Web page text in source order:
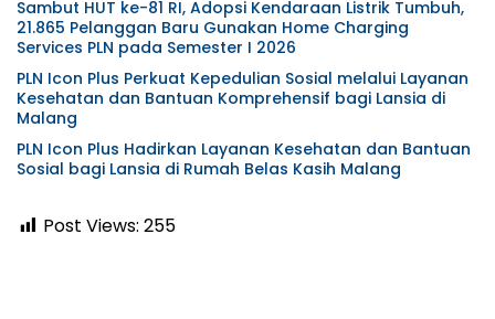
Sambut HUT ke-81 RI, Adopsi Kendaraan Listrik Tumbuh,
21.865 Pelanggan Baru Gunakan Home Charging
Services PLN pada Semester I 2026
PLN Icon Plus Perkuat Kepedulian Sosial melalui Layanan
Kesehatan dan Bantuan Komprehensif bagi Lansia di
Malang
PLN Icon Plus Hadirkan Layanan Kesehatan dan Bantuan
Sosial bagi Lansia di Rumah Belas Kasih Malang
Post Views: 255